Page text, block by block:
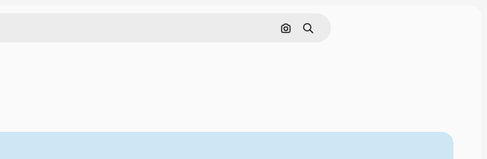
Cerca per immagine
Ricerca